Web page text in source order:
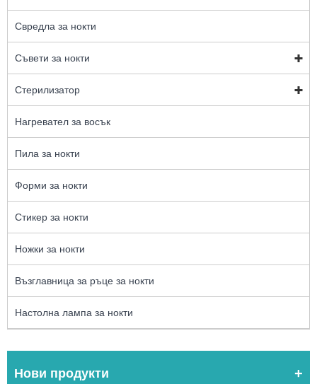
Свредла за нокти
Съвети за нокти
Стерилизатор
Нагревател за восък
Пила за нокти
Форми за нокти
Стикер за нокти
Ножки за нокти
Възглавница за ръце за нокти
Настолна лампа за нокти
Нови продукти